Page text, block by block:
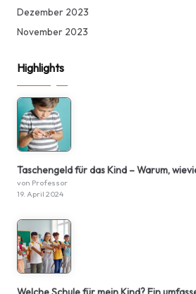
Dezember 2023
November 2023
Highlights
Taschengeld für das Kind – Warum,
von Professor
19. April 2024